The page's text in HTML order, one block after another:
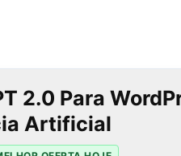
2.0 Para
Artificial